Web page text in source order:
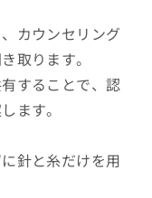
カウンセリング
取ります。
することで、認
ます。
針と糸だけを用